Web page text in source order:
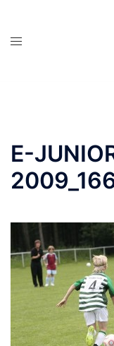
springen
E-